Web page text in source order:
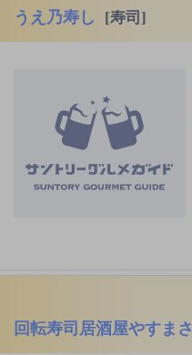
うえ乃寿し [寿司]
回転寿司居酒屋やすまさ